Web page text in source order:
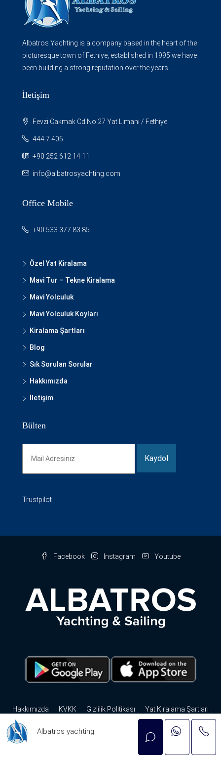
Albatros Yachting is a company based in the heart of the
picturesque town of Fethiye, established in 1995 we have
been building a strong reputation over the years...
İletişim
Fevzi Cakmak Cd.No:27 Yat Limani / Fethiye
444 7 405
+90 252 612 14 11
info@albatrosyachting.com
Office Mobile
+90 533 377 83 85
Özel Yat Kiralama
Mavi Tur – Tekne Kiralama
Mavi Yolculuk
Mavi Yolculuk Koyları
Kiralama Şartları
Blog
Sık Sorulan Sorular
Hakkımızda
İletişim
Bülten
Trustpilot
Facebook Instagram Youtube
Hakkımızda KVKK Gizlilik Politikası
Yat Kiralama Şartları
Gizlilik Politikası İletişim
© Albatros Yachting - Tüm hakları saklıdır. by nbc
Albatros yachting